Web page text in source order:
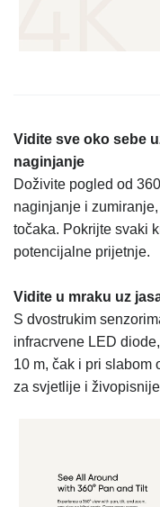
Vidite sve oko sebe
naginjanje
Doživite pogled od
naginjanje i
točaka. Pokrijte svaki
potencijalne prijetnje.
Vidite u mraku uz
S dvostrukim
infracrvene LED
10 m, čak i pri slabom
za svjetlije i